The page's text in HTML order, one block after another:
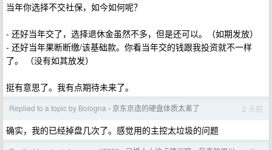
当年你选择不交社保，如今如何呢？
- 还好当年交了，选择退休金虽然不多，但是还可以。（如期发放）
- 还好当年果断断缴/该基础款。你看当年交的钱跟我投资就不一样
了。 （没有如其放发）
挺有意思了。我有点期待未来了。
Replied to a topic by Bologna › 京东京造的硬盘体质太差了 2 天前
确实，我的已经掉盘几次了。感觉用的主控太垃圾的问题